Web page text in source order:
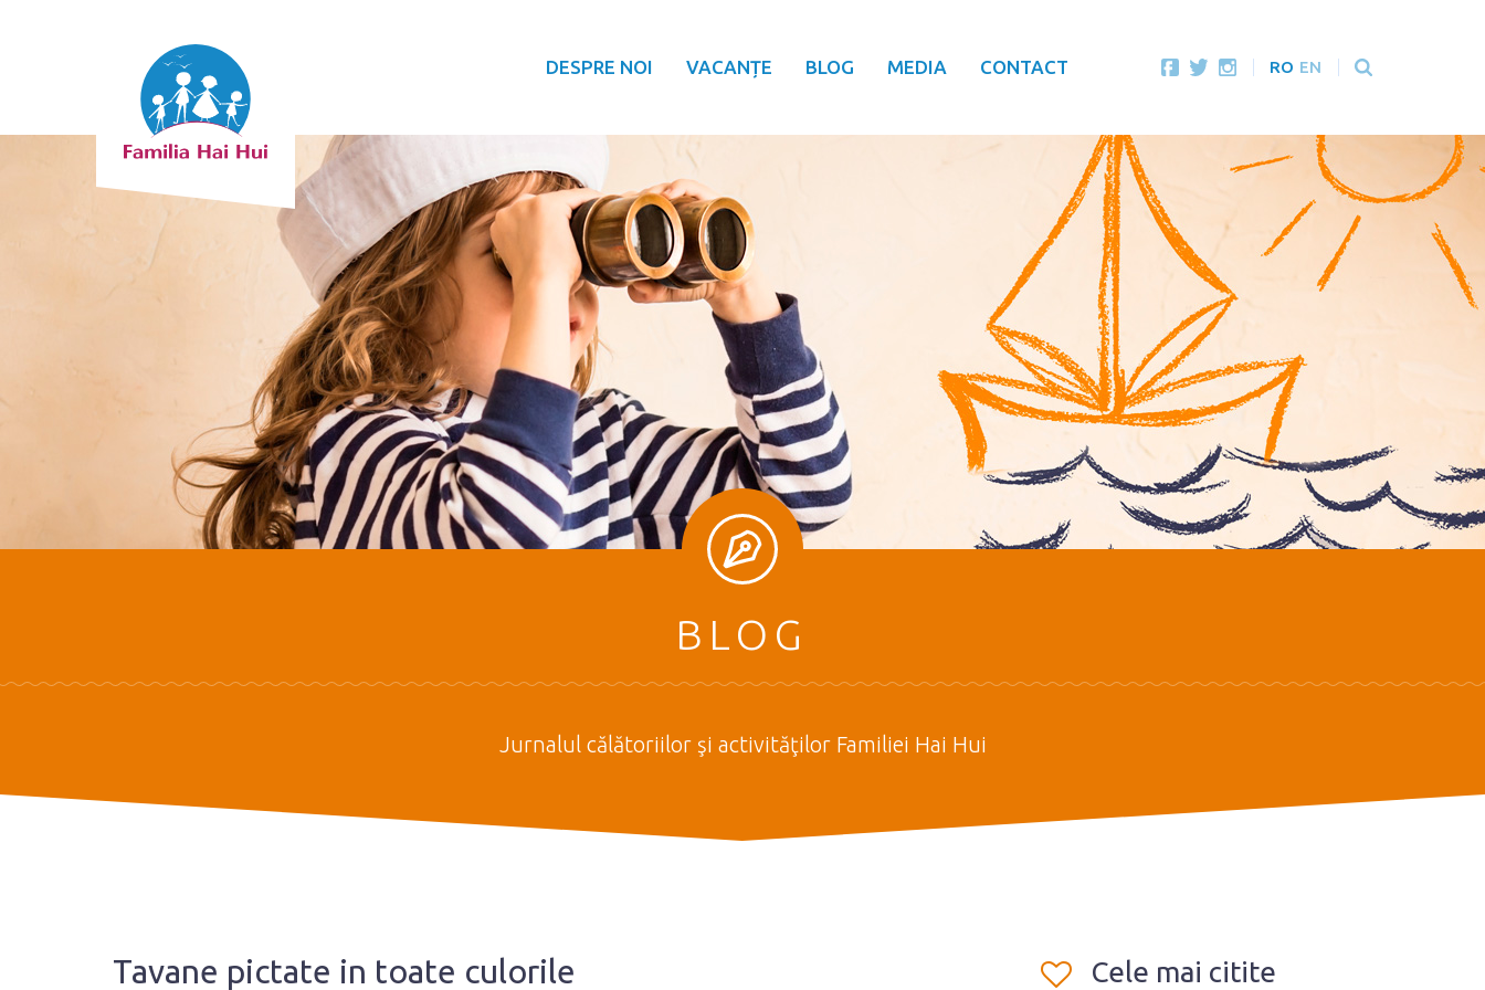
DESPRE NOI VACANȚE BLOG MEDIA CONTACT RO EN
BLOG
Jurnalul călătoriilor şi activităţilor Familiei Hai Hui
Tavane pictate in toate culorile Cele mai citite